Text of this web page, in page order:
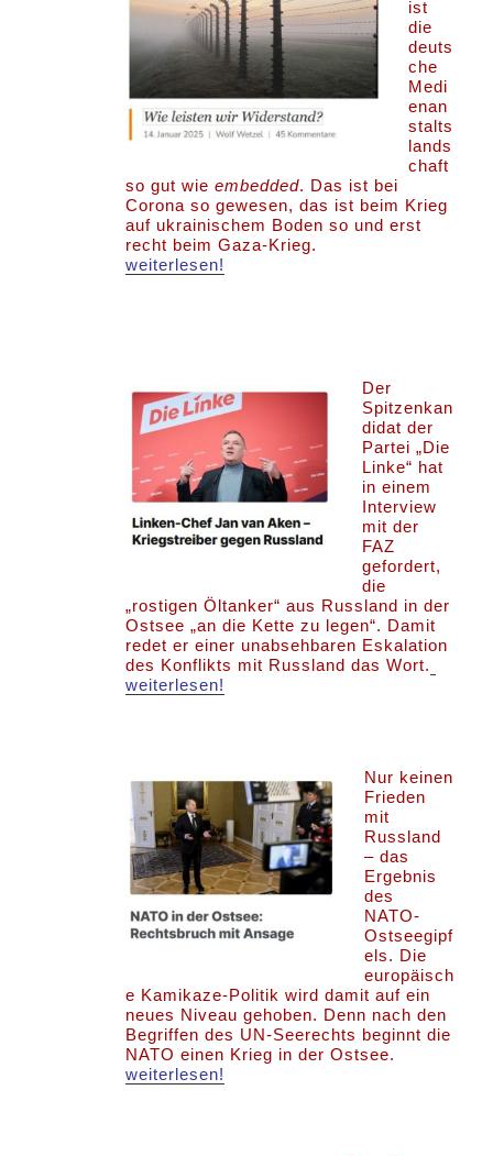
ist
die
deuts
che
Medi
enan
stalts
lands
chaft
so gut wieembedded. Das ist bei
Corona so gewesen, das ist beim Krieg
auf ukrainischem Boden so und erst
recht beim Gaza-Krieg.
weiterlesen!
Der
Spitzenkan
didat der
Partei „Die
Linke“ hat
in einem
Interview
mit der
FAZ
gefordert,
die
„rostigen Öltanker“ aus Russland in der
Ostsee „an die Kette zu legen“. Damit
redet er einer unabsehbaren Eskalation
des Konflikts mit Russland das Wort.
weiterlesen!
Nur keinen
Frieden
mit
Russland
– das
Ergebnis
des
NATO-
Ostseegipf
els. Die
europäisch
e Kamikaze-Politik wird damit auf ein
neues Niveau gehoben. Denn nach den
Begriffen des UN-Seerechts beginnt die
NATO einen Krieg in der Ostsee.
weiterlesen!